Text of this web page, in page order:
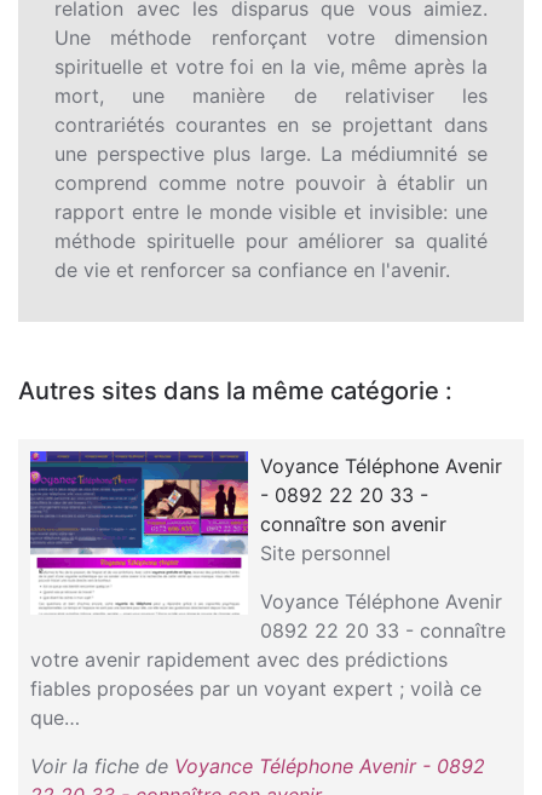
relation avec les disparus que vous aimiez.
Une méthode renforçant votre dimension
spirituelle et votre foi en la vie, même après la
mort, une manière de relativiser les
contrariétés courantes en se projettant dans
une perspective plus large. La médiumnité se
comprend comme notre pouvoir à établir un
rapport entre le monde visible et invisible: une
méthode spirituelle pour améliorer sa qualité
de vie et renforcer sa confiance en l'avenir.
Autres sites dans la même catégorie :
Voyance Téléphone Avenir
- 0892 22 20 33 -
connaître son avenir
Site personnel
Voyance Téléphone Avenir
0892 22 20 33 - connaître
votre avenir rapidement avec des prédictions
fiables proposées par un voyant expert ; voilà ce
que…
Voir la fiche de Voyance Téléphone Avenir - 0892